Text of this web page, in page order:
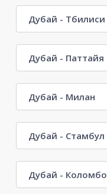
Дубай - Тбилиси
Дубай - Паттайя
Дубай - Милан
Дубай - Стамбул
Дубай - Коломбо